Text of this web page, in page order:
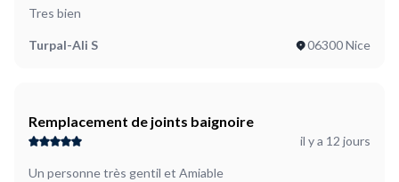
Tres bien
Turpal-Ali S 06300 Nice
Remplacement de joints baignoire
il y a 12 jours
Un personne très gentil et Amiable